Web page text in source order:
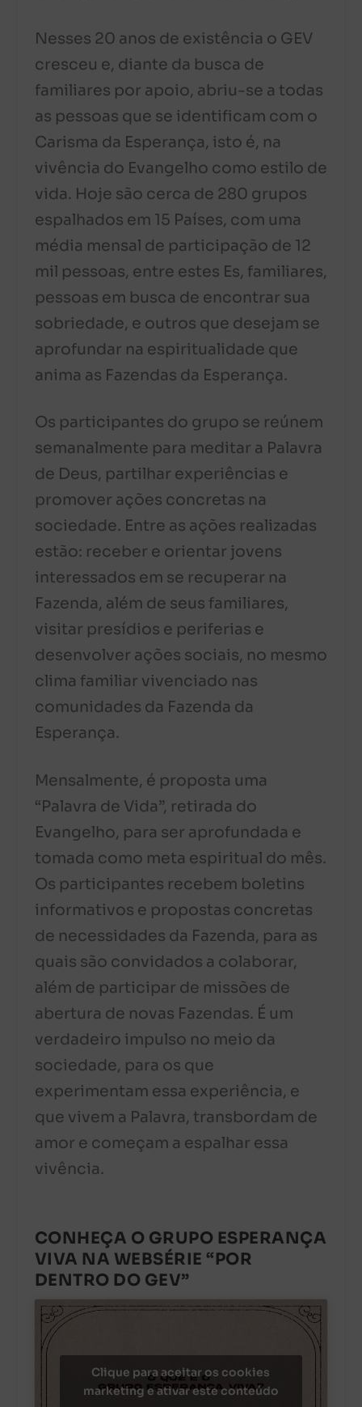
Nesses 20 anos de existência o GEV
cresceu e, diante da busca de
familiares por apoio, abriu-se a todas
as pessoas que se identificam com o
Carisma da Esperança, isto é, na
vivência do Evangelho como estilo de
vida. Hoje são cerca de 280 grupos
espalhados em 15 Países, com uma
média mensal de participação de 12
mil pessoas, entre estes Es, familiares,
pessoas em busca de encontrar sua
sobriedade, e outros que desejam se
aprofundar na espiritualidade que
anima as Fazendas da Esperança.
Os participantes do grupo se reúnem
semanalmente para meditar a Palavra
de Deus, partilhar experiências e
promover ações concretas na
sociedade. Entre as ações realizadas
estão: receber e orientar jovens
interessados em se recuperar na
Fazenda, além de seus familiares,
visitar presídios e periferias e
desenvolver ações sociais, no mesmo
clima familiar vivenciado nas
comunidades da Fazenda da
Esperança.
Mensalmente, é proposta uma
“Palavra de Vida”, retirada do
Evangelho, para ser aprofundada e
tomada como meta espiritual do mês.
Os participantes recebem boletins
informativos e propostas concretas
de necessidades da Fazenda, para as
quais são convidados a colaborar,
além de participar de missões de
abertura de novas Fazendas. É um
verdadeiro impulso no meio da
sociedade, para os que
experimentam essa experiência, e
que vivem a Palavra, transbordam de
amor e começam a espalhar essa
vivência.
CONHEÇA O GRUPO ESPERANÇA
VIVA NA WEBSÉRIE “POR
DENTRO DO GEV”
Clique para aceitar os cookies
marketing e ativar este conteúdo